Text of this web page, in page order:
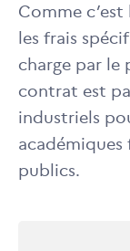
Comme
les frais
charge par le
contrat est
industriels
publics.